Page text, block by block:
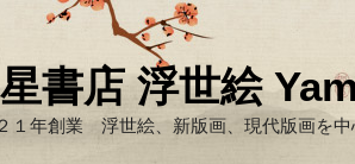
書店 浮世絵
１年創業 浮世絵、新版画、現代版画を